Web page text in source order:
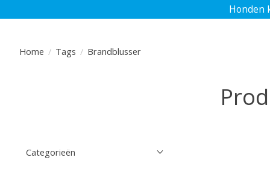
Honden
Home / Tags / Brandblusser
Categorieën